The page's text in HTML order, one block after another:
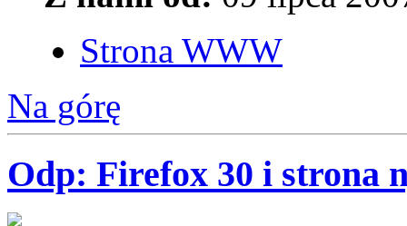
Strona WWW
Na górę
Odp: Firefox 30 i strona